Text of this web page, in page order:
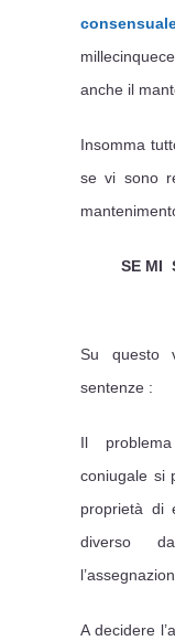
anche il
Insomma
se vi sono
SE MI
Su questo
sentenze :
Il
coniugale si
proprietà di
diverso
A decidere